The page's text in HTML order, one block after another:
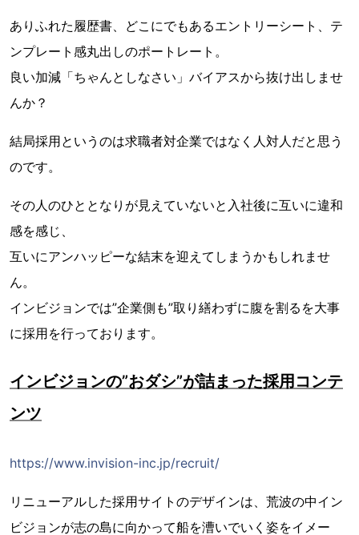
ありふれた履歴書、どこにでもあるエントリーシート、テ
ンプレート感丸出しのポートレート。
良い加減「ちゃんとしなさい」バイアスから抜け出しませ
んか？
結局採用というのは求職者対企業ではなく人対人だと思う
のです。
その人のひととなりが見えていないと入社後に互いに違和
感を感じ、
互いにアンハッピーな結末を迎えてしまうかもしれませ
ん。
インビジョンでは”企業側も”取り繕わずに腹を割るを大事
に採用を行っております。
インビジョンの”おダシ”が詰まった採用コンテ
ンツ
https://www.invision-inc.jp/recruit/
リニューアルした採用サイトのデザインは、荒波の中イン
ビジョンが志の島に向かって船を漕いでいく姿をイメー